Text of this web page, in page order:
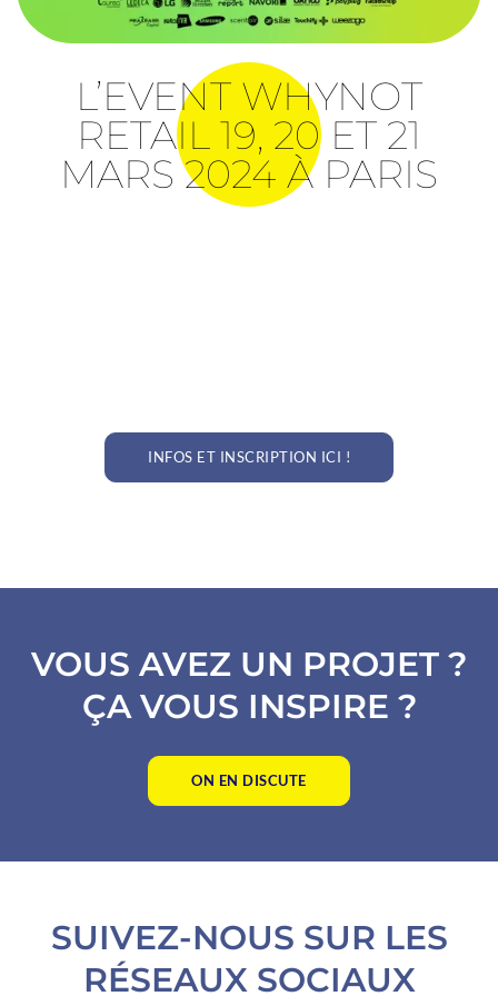
L’EVENT WHYNOT
RETAIL 19, 20 ET 21
MARS 2024 À PARIS
INFOS ET INSCRIPTION ICI !
VOUS AVEZ UN PROJET ?
ÇA VOUS INSPIRE ?
ON EN DISCUTE
SUIVEZ-NOUS SUR LES
RÉSEAUX SOCIAUX